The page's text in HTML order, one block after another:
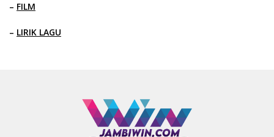
– FILM
– LIRIK LAGU